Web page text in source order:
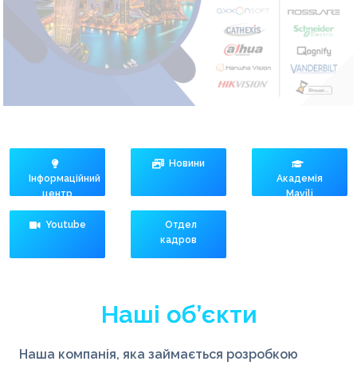
Інформаційний
центр
Новини
Академія
Mavili
Youtube
Отдел
кадров
Наші об’єкти
Наша компанія, яка займається розробкою